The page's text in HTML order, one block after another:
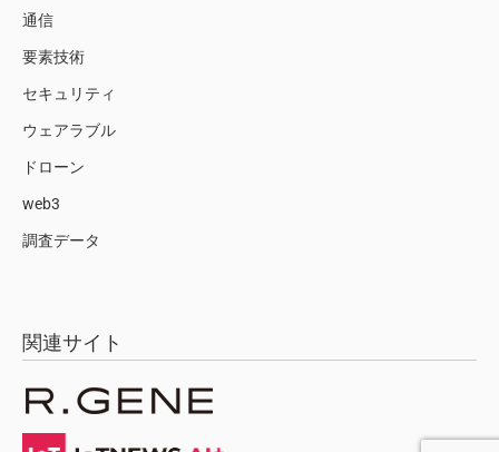
通信
要素技術
セキュリティ
ウェアラブル
ドローン
web3
調査データ
関連サイト